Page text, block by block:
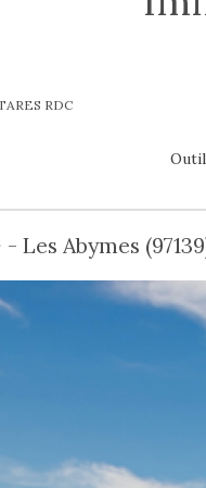
RDC
Les Abymes